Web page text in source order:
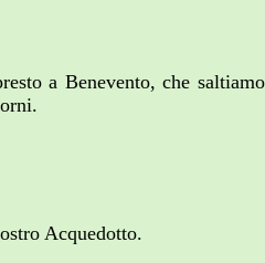
a Benevento, che
Acquedotto.